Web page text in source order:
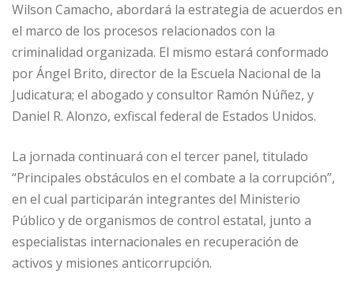
Wilson Camacho, abordará la estrategia de acuerdos en
el marco de los procesos relacionados con la
criminalidad organizada. El mismo estará conformado
por Ángel Brito, director de la Escuela Nacional de la
Judicatura; el abogado y consultor Ramón Núñez, y
Daniel R. Alonzo, exfiscal federal de Estados Unidos.
La jornada continuará con el tercer panel, titulado
“Principales obstáculos en el combate a la corrupción”,
en el cual participarán integrantes del Ministerio
Público y de organismos de control estatal, junto a
especialistas internacionales en recuperación de
activos y misiones anticorrupción.